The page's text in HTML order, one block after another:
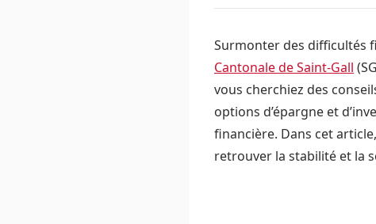
Surmonter des difficultés
Cantonale de Saint-Gall
vous cherchiez des
options d’épargne et
financière. Dans cet
retrouver la stabilité et la